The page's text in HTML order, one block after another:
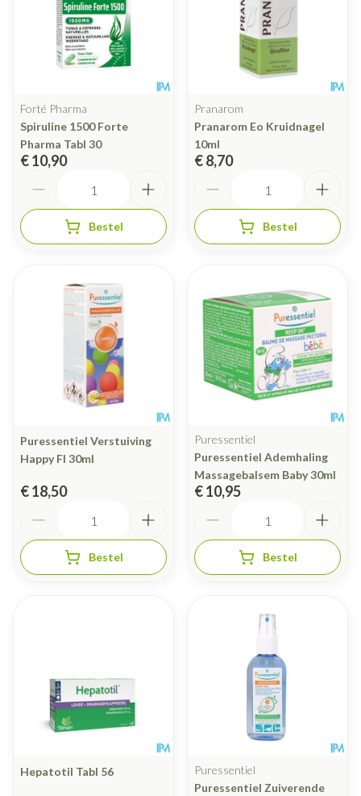
Forté Pharma
Spiruline 1500 Forte
Pharma Tabl 30
€ 10,90
Bestel
Pranarom
Pranarom Eo Kruidnagel
10ml
€ 8,70
Bestel
Puressentiel Verstuiving
Happy Fl 30ml
€ 18,50
Bestel
Puressentiel
Puressentiel Ademhaling
Massagebalsem Baby 30ml
€ 10,95
Bestel
Hepatotil Tabl 56
Puressentiel
Puressentiel Zuiverende